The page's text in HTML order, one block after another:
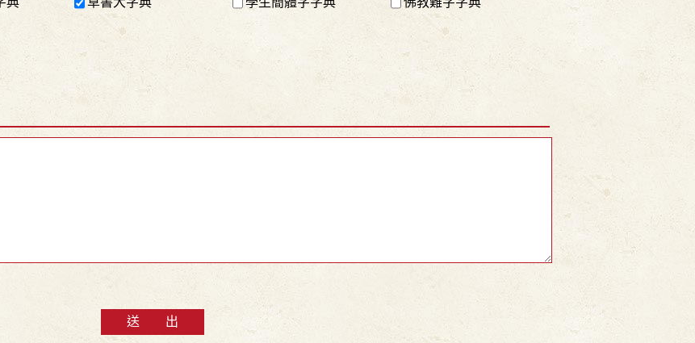
送 出